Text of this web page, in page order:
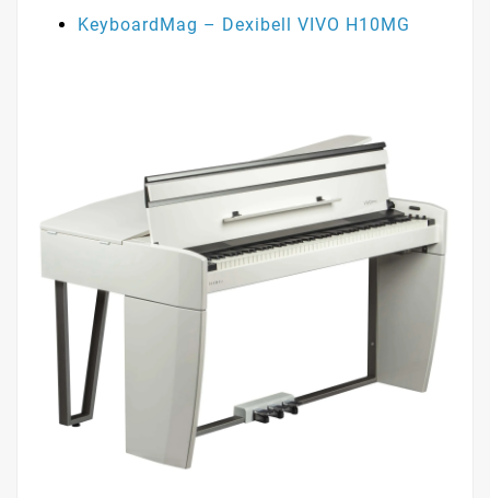
KeyboardMag – Dexibell VIVO H10MG